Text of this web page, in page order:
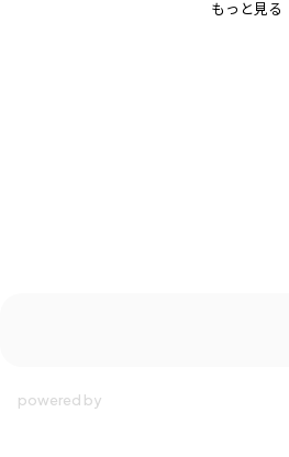
着用イメージ/カラー：サックス
もっと見る